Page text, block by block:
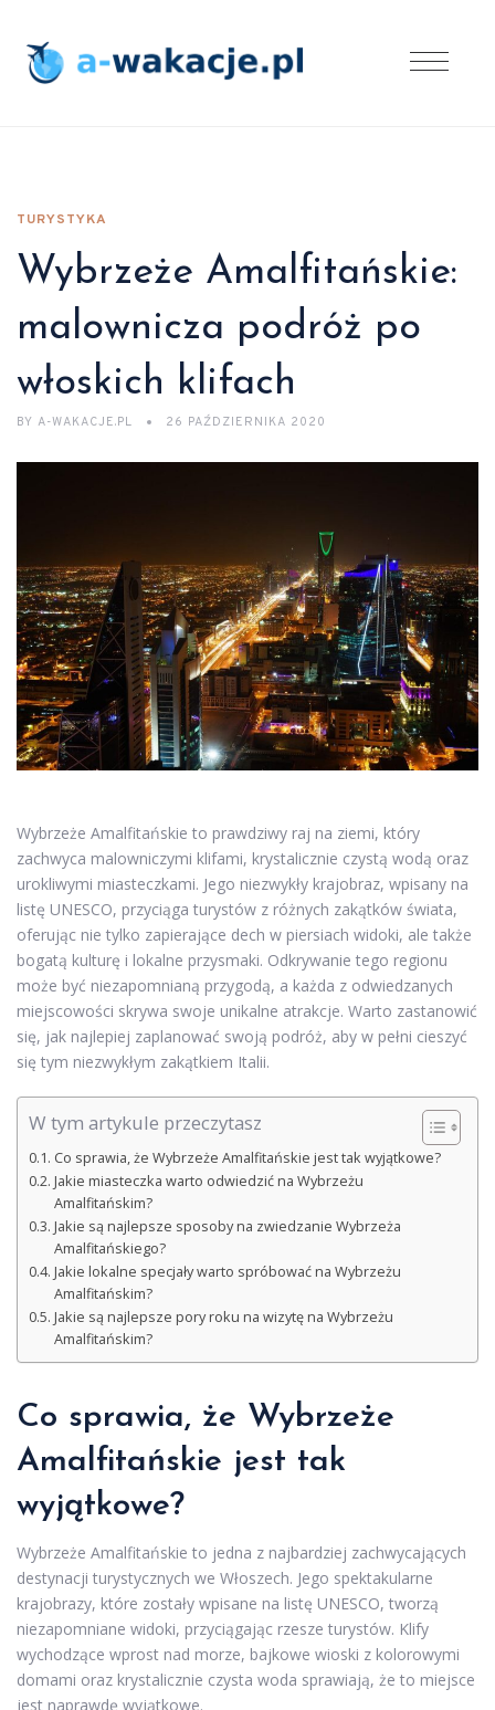
TURYSTYKA
Wybrzeże Amalfitańskie:
malownicza podróż po
włoskich klifach
BY A-WAKACJE.PL 26 PAŹDZIERNIKA 2020
Wybrzeże Amalfitańskie to prawdziwy raj na ziemi, który
zachwyca malowniczymi klifami, krystalicznie czystą wodą oraz
urokliwymi miasteczkami. Jego niezwykły krajobraz, wpisany na
listę UNESCO, przyciąga turystów z różnych zakątków świata,
oferując nie tylko zapierające dech w piersiach widoki, ale także
bogatą kulturę i lokalne przysmaki. Odkrywanie tego regionu
może być niezapomnianą przygodą, a każda z odwiedzanych
miejscowości skrywa swoje unikalne atrakcje. Warto zastanowić
się, jak najlepiej zaplanować swoją podróż, aby w pełni cieszyć
się tym niezwykłym zakątkiem Italii.
W tym artykule przeczytasz
Co sprawia, że Wybrzeże Amalfitańskie jest tak wyjątkowe?
Jakie miasteczka warto odwiedzić na Wybrzeżu
Amalfitańskim?
Jakie są najlepsze sposoby na zwiedzanie Wybrzeża
Amalfitańskiego?
Jakie lokalne specjały warto spróbować na Wybrzeżu
Amalfitańskim?
Jakie są najlepsze pory roku na wizytę na Wybrzeżu
Amalfitańskim?
Co sprawia, że Wybrzeże
Amalfitańskie jest tak
wyjątkowe?
Wybrzeże Amalfitańskie to jedna z najbardziej zachwycających
destynacji turystycznych we Włoszech. Jego spektakularne
krajobrazy, które zostały wpisane na listę UNESCO, tworzą
niezapomniane widoki, przyciągając rzesze turystów. Klify
wychodzące wprost nad morze, bajkowe wioski z kolorowymi
domami oraz krystalicznie czysta woda sprawiają, że to miejsce
jest naprawdę wyjątkowe.